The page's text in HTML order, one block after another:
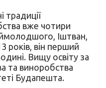
традиції
вже чотири
Іштван,
років, він перший
Вищу освіту за
та виноробства
Будапешта.